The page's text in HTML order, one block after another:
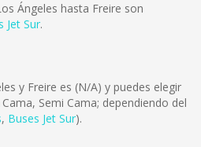
Ángeles hasta Freire son
Jet Sur.
y Freire es (N/A) y puedes elegir
Semi Cama; dependiendo del
, Buses Jet Sur).